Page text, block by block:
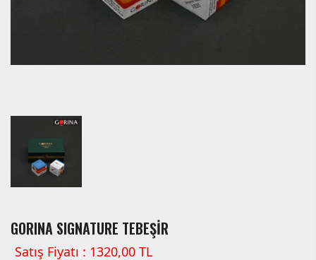
GORINA SIGNATURE TEBEŞİR
Satış Fiyatı : 1320,00 TL